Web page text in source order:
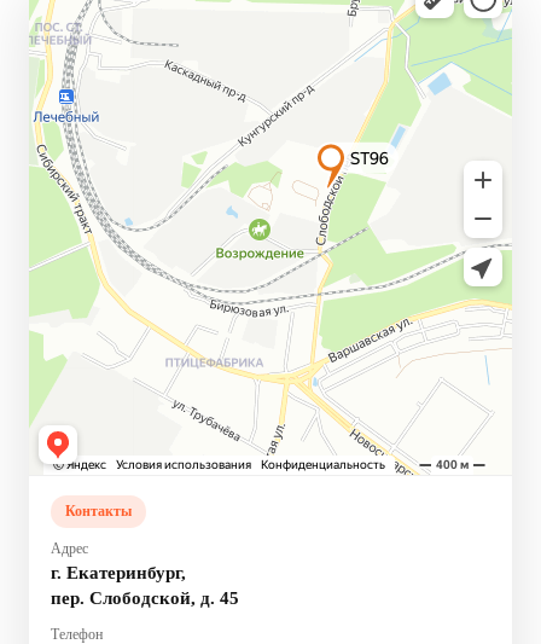
Контакты
Адрес
г. Екатеринбург,
пер. Слободской, д. 45
Телефон